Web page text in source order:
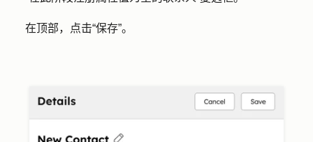
在顶部，点击“保存”。